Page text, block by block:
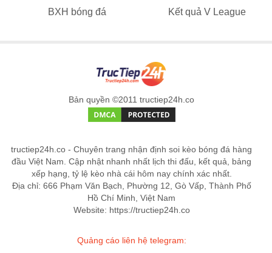
BXH bóng đá Kết quả V League
Bản quyền ©2011 tructiep24h.co
tructiep24h.co - Chuyên trang nhận định soi kèo bóng đá hàng
đầu Việt Nam. Cập nhật nhanh nhất lịch thi đấu, kết quả, bảng
xếp hạng, tỷ lệ kèo nhà cái hôm nay chính xác nhất.
Địa chỉ: 666 Phạm Văn Bạch, Phường 12, Gò Vấp, Thành Phố
Hồ Chí Minh, Việt Nam
Website: https://tructiep24h.co
Quảng cáo liên hệ telegram: